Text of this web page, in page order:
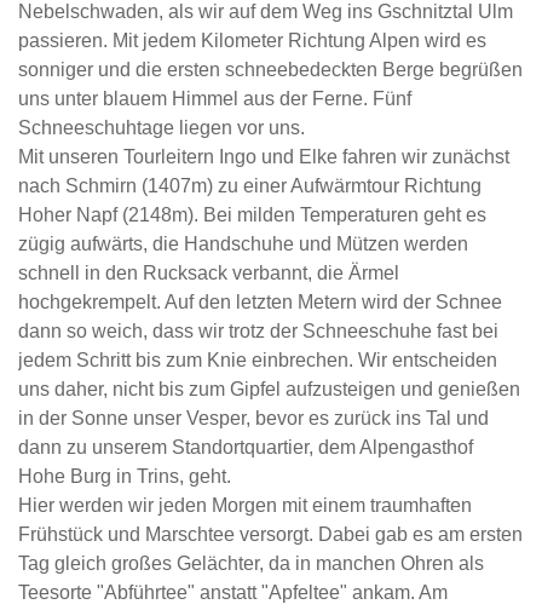
Nebelschwaden, als wir auf dem Weg ins Gschnitztal Ulm
passieren. Mit jedem Kilometer Richtung Alpen wird es
sonniger und die ersten schneebedeckten Berge begrüßen
uns unter blauem Himmel aus der Ferne. Fünf
Schneeschuhtage liegen vor uns.
Mit unseren Tourleitern Ingo und Elke fahren wir zunächst
nach Schmirn (1407m) zu einer Aufwärmtour Richtung
Hoher Napf (2148m). Bei milden Temperaturen geht es
zügig aufwärts, die Handschuhe und Mützen werden
schnell in den Rucksack verbannt, die Ärmel
hochgekrempelt. Auf den letzten Metern wird der Schnee
dann so weich, dass wir trotz der Schneeschuhe fast bei
jedem Schritt bis zum Knie einbrechen. Wir entscheiden
uns daher, nicht bis zum Gipfel aufzusteigen und genießen
in der Sonne unser Vesper, bevor es zurück ins Tal und
dann zu unserem Standortquartier, dem Alpengasthof
Hohe Burg in Trins, geht.
Hier werden wir jeden Morgen mit einem traumhaften
Frühstück und Marschtee versorgt. Dabei gab es am ersten
Tag gleich großes Gelächter, da in manchen Ohren als
Teesorte "Abführtee" anstatt "Apfeltee" ankam. Am